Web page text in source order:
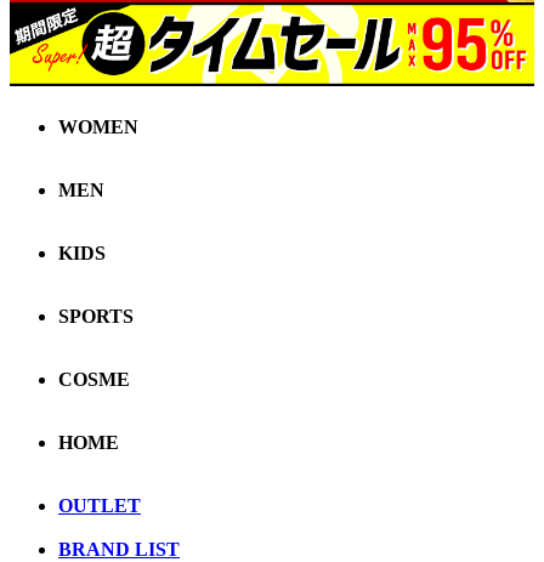
WOMEN
MEN
KIDS
SPORTS
COSME
HOME
OUTLET
BRAND LIST